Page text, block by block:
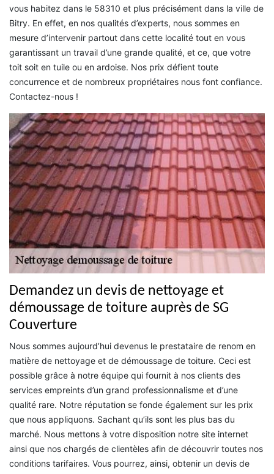
vous habitez dans le 58310 et plus précisément dans la ville de
Bitry. En effet, en nos qualités d’experts, nous sommes en
mesure d’intervenir partout dans cette localité tout en vous
garantissant un travail d’une grande qualité, et ce, que votre
toit soit en tuile ou en ardoise. Nos prix défient toute
concurrence et de nombreux propriétaires nous font confiance.
Contactez-nous !
Demandez un devis de nettoyage et
démoussage de toiture auprès de SG
Couverture
Nous sommes aujourd’hui devenus le prestataire de renom en
matière de nettoyage et de démoussage de toiture. Ceci est
possible grâce à notre équipe qui fournit à nos clients des
services empreints d’un grand professionnalisme et d’une
qualité rare. Notre réputation se fonde également sur les prix
que nous appliquons. Sachant qu’ils sont les plus bas du
marché. Nous mettons à votre disposition notre site internet
ainsi que nos chargés de clientèles afin de découvrir toutes nos
conditions tarifaires. Vous pourrez, ainsi, obtenir un devis de